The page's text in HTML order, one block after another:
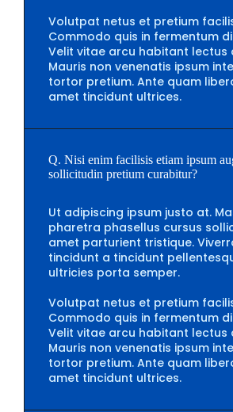
Volutpat netus et pretium
Commodo quis in fermentum
Velit vitae arcu habitant lectus
Mauris non venenatis ipsum
tortor pretium. Ante quam
amet tincidunt ultrices.
Q. Nisi enim facilisis etiam ipsum
sollicitudin pretium curabitur?
Ut adipiscing ipsum justo at.
pharetra phasellus cursus
amet parturient tristique.
tincidunt a tincidunt
ultricies porta semper.
Volutpat netus et pretium
Commodo quis in fermentum
Velit vitae arcu habitant lectus
Mauris non venenatis ipsum
tortor pretium. Ante quam
amet tincidunt ultrices.